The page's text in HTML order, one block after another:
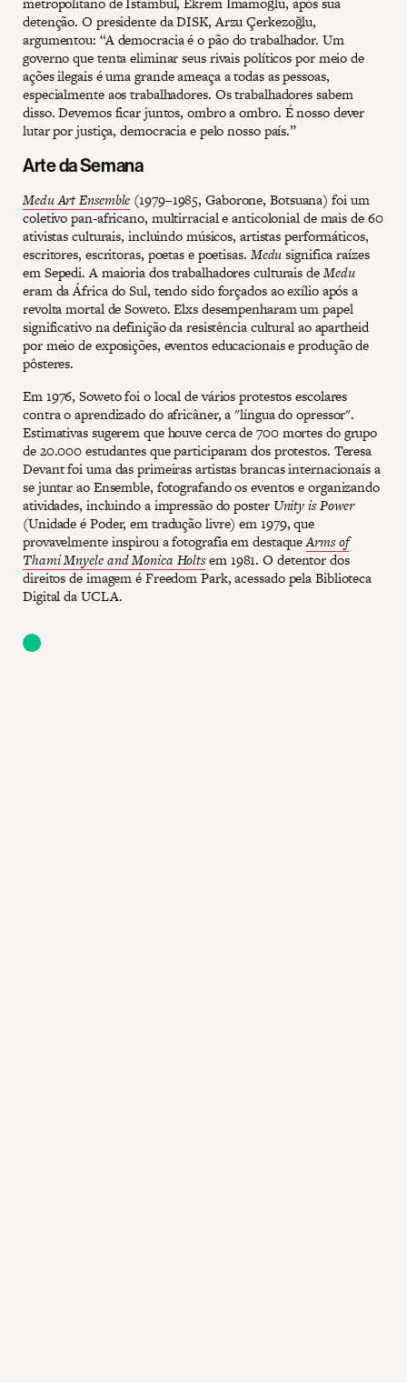
detenção. O presidente da DISK, Arzu Çerkezoğlu,
argumentou: “A democracia é o pão do trabalhador. Um
governo que tenta eliminar seus rivais políticos por meio de
ações ilegais é uma grande ameaça a todas as pessoas,
especialmente aos trabalhadores. Os trabalhadores sabem
disso. Devemos ficar juntos, ombro a ombro. É nosso dever
lutar por justiça, democracia e pelo nosso país.”
Arte da Semana
Medu Art Ensemble (1979–1985, Gaborone, Botsuana) foi um
coletivo pan-africano, multirracial e anticolonial de mais de 60
ativistas culturais, incluindo músicos, artistas performáticos,
escritores, escritoras, poetas e poetisas.Medusignifica raízes
em Sepedi. A maioria dos trabalhadores culturais deMedu
eram da África do Sul, tendo sido forçados ao exílio após a
revolta mortal de Soweto. Elxs desempenharam um papel
significativo na definição da resistência cultural ao apartheid
por meio de exposições, eventos educacionais e produção de
pôsteres.
Em 1976, Soweto foi o local de vários protestos escolares
contra o aprendizado do africâner, a "língua do opressor".
Estimativas sugerem que houve cerca de 700 mortes do grupo
de 20.000 estudantes que participaram dos protestos. Teresa
Devant foi uma das primeiras artistas brancas internacionais a
se juntar ao Ensemble, fotografando os eventos e organizando
atividades, incluindo a impressão do poster Unity is Power
(Unidade é Poder, em tradução livre) em 1979, que
provavelmente inspirou a fotografia em destaqueArms of
Thami Mnyele and Monica Holtsem 1981. O detentor dos
direitos de imagem é Freedom Park, acessado pela Biblioteca
Digital da UCLA.